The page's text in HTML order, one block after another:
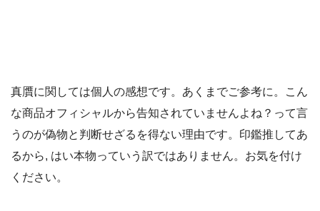
真贋に関しては個人の感想です。あくまでご参考に。こん
な商品オフィシャルから告知されていませんよね？って言
うのが偽物と判断せざるを得ない理由です。印鑑推してあ
るから, はい本物っていう訳ではありません。お気を付け
ください。